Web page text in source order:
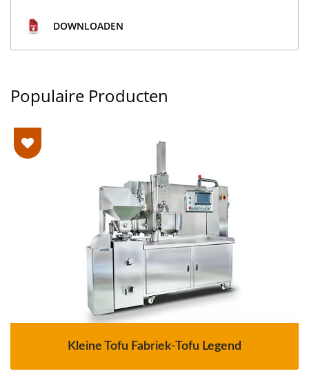
DOWNLOADEN
Populaire Producten
Kleine Tofu Fabriek-Tofu Legend